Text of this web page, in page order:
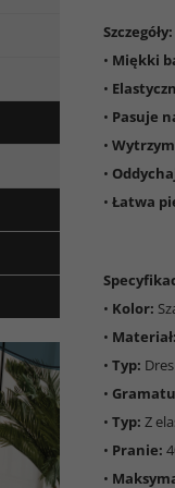
Szczegóły:
• Miękki
•
• Pasuje
•
•
• Łatwa
• Kolor:
• Materiał:
• Typ: Dres
•
• Typ: Z
• Pranie:
•